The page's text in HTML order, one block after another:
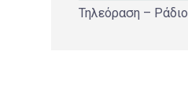
Τηλεόραση – Ράδιο